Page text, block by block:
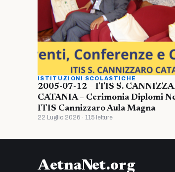
ISTITUZIONI SCOLASTICHE
2005-07-12 – ITIS S.
CATANIA – Cerimonia Diplomi
ITIS Cannizzaro Aula Magna
22 Luglio 2026 · 115 letture
AetnaNet.org